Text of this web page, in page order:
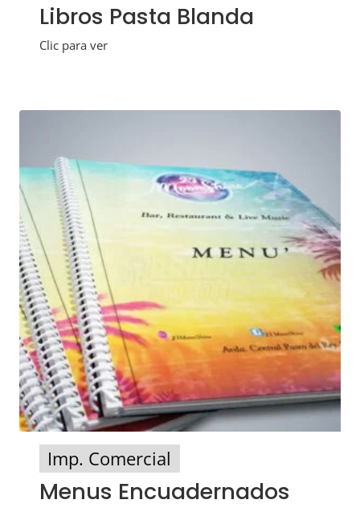
Libros Pasta Blanda
Clic para ver
Imp. Comercial
Menus Encuadernados